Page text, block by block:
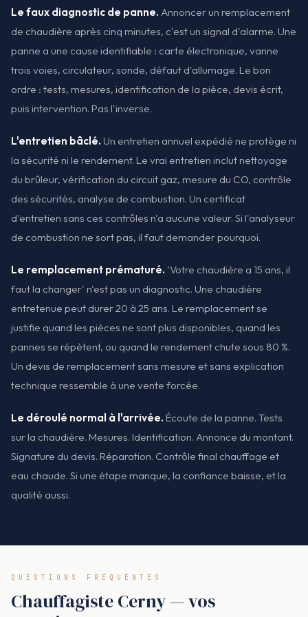
Le faux diagnostic de panne. Annoncer un remplacement
de chaudière après cinq minutes, c'est un signal d'alarme. Une
panne a une cause identifiable : carte électronique, vanne
trois voies, circulateur, sonde, défaut d'allumage. Le bon
ordre : tests, mesures, identification de la pièce, devis écrit,
puis intervention. Pas l'inverse.
L'entretien bâclé. Un entretien annuel expédié ne protège ni
la sécurité ni le rendement. Le vrai entretien inclut nettoyage
du brûleur, vérification du circuit gaz, mesure du CO, contrôle
des sécurités, analyse de combustion. Un certificat
d'entretien sans ces contrôles n'a aucune valeur. Si l'analyseur
de combustion ne sort pas, il faut demander pourquoi.
Le remplacement prématuré. 'Votre chaudière a 15 ans, il
faut la changer' n'est pas un diagnostic. Une chaudière
entretenue peut durer 20 à 25 ans. Le remplacement se
justifie quand les pièces ne sont plus disponibles, quand les
pannes se répètent, ou quand le rendement chute sous 80 %.
Un devis de remplacement sans mesure et sans explication
technique ressemble à une vente forcée.
Le déroulé normal à l'arrivée. Écoute de la panne. Tests
sur la chaudière. Mesures. Identification. Annonce du montant.
Signature du devis. Réparation. Contrôle final chauffage et
eau chaude. Si une étape manque, la confiance baisse, et la
qualité aussi.
QUESTIONS FRÉQUENTES
Chauffagiste Cerny — vos